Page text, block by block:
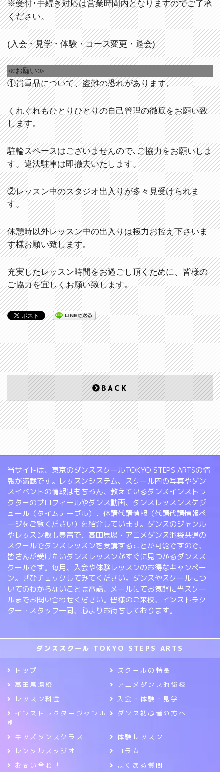
※受付･手続き対応は営業時間内となりますのでご了承
ください。
(入会・見学・体験・コース変更・退会)
≪お願い≫
①貴重品について、盗難の恐れがあります。
くれぐれもひとりひとりの自己管理の徹底をお願い致
します。
駐輪スペースはございませんので､ご協力をお願いしま
す。違法駐車は即撤去いたします。
②レッスン中のスタジオ出入りが多々見受けられま
す。
休憩時以外レッスン中の出入りは極力お控え下さいま
す様お願い致します。
充実したレッスン時間をお過ごし頂くために、皆様の
ご協力を宜しくお願い致します。
BACK
当サイトは、東京のダンススクールTOKYO STEPS ARTSの情
報が満載です。レッスンシステム、スクール内の写真やダン
スイベントの情報はもちろん、教えているダンスインストラ
クターのプロフィールやダンス動画、ダンスレッスンスケジ
ュール（タイムテーブル）、休講代講情報（代講代講情報ペ
ージをご覧ください）を紹介しています。ダンスのジャンル
やレッスン数も豊富で、高田馬場・アニメダンス池袋共通の
スクールでダンスレッスンを受講することが可能ですので、
皆さんが受けたいダンスレッスンがすぐに見つかるダンスス
クールです。毎月、入会や体験レッスンのお得なキャンペー
ン。ぜひチェックしてみてください。ダンスやスクールにつ
いてのわからないことは電話、メールにてお気軽に当スクー
ルまでお問い合わせください。皆様のご来校、インストラク
ター・スタッフ一同、心よりお待ちしております。
ダンススクール TOKYO STEPS ARTS
トップ
スクールの特長
高田馬場校
アニメダンス池袋校
レッスン料金
入会・体験・見学
インストラクタージャンル
別
ダンス初心者の方へ
キッズダンスクラス
体験レッスン
レンタルスタジオ
コラム
お問い合わせ
よくある質問